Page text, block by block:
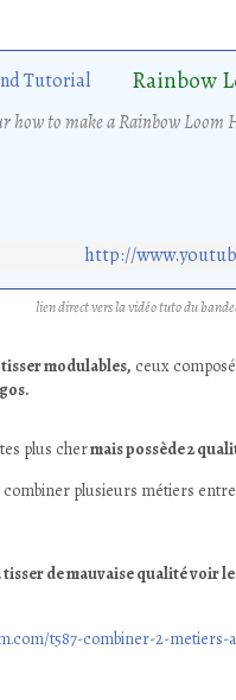
Rainbow
how to make a Rainbow Loom
http://
lien direct vers la vidéo tuto du
tisser modulables, ceux
plus chermais possède 2
combiner plusieurs métiers
tisser de mauvaise qualité voir
t587-combiner-2-metiers-